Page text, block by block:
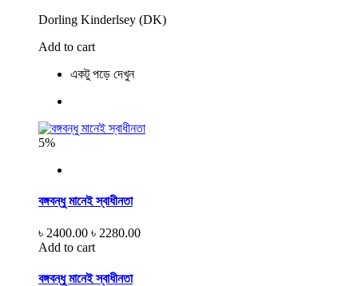
Dorling Kinderlsey (DK)
Add to cart
একটু পড়ে দেখুন
5%
বঙ্গবন্ধু মানেই স্বাধীনতা
৳ 2400.00 ৳ 2280.00
Add to cart
বঙ্গবন্ধু মানেই স্বাধীনতা